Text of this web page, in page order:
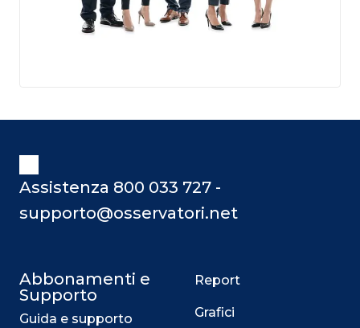
Assistenza 800 033 727 -
supporto@osservatori.net
Abbonamenti e
Supporto
Guida e supporto
Report
Grafici